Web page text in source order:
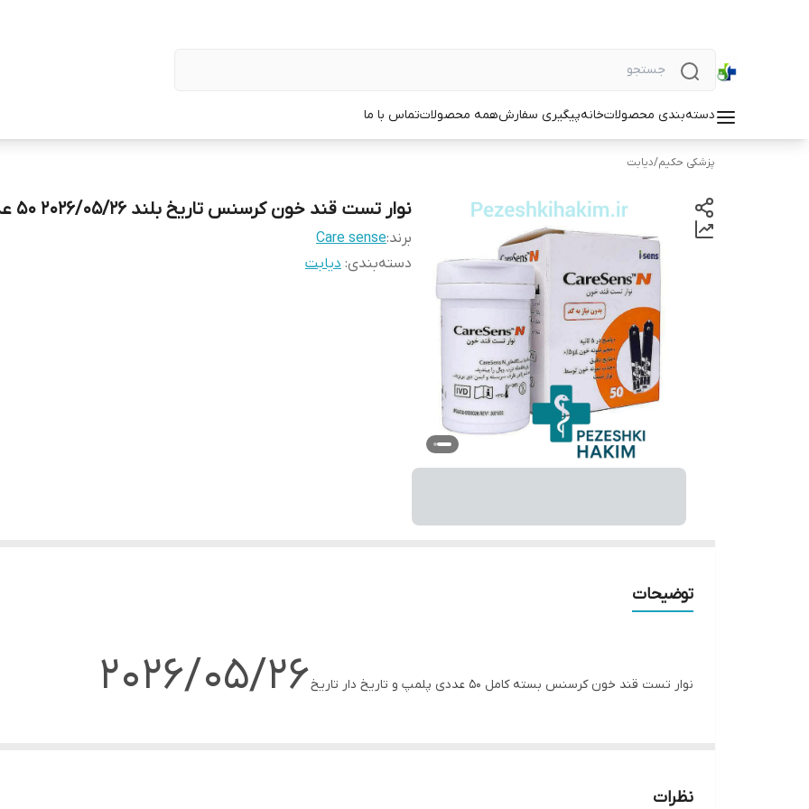
دسته‌بندی محصولاتخانهپیگیری سفارشهمه محصولاتتماس با ما
پزشکی حکیم/دیابت
نوار تست قند خون کرسنس تاریخ بلند 2026/05/26 ۵۰ عددی
برند:Care sense
دسته‌بندی: دیابت
توضیحات
نوار تست قند خون کرسنس بسته کامل ۵۰ عددی پلمپ و تاریخ دار تاریخ 2026/05/26
نظرات